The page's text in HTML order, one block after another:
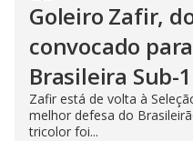
Goleiro Zafir,
convocado
Brasileira Sub-
Zafir está de volta à
melhor defesa do
tricolor foi...